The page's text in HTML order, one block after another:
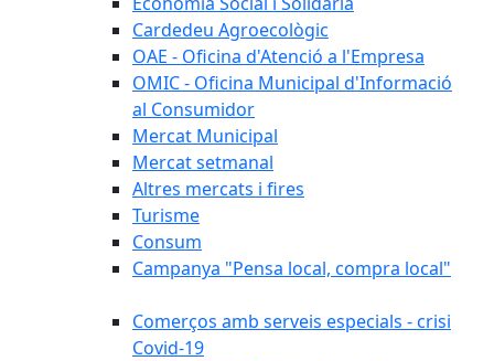
Cardedeu Agroecològic
OAE - Oficina d'Atenció a l'Empresa
OMIC - Oficina Municipal d'Informació
al Consumidor
Mercat Municipal
Mercat setmanal
Altres mercats i fires
Turisme
Consum
Campanya "Pensa local, compra local"
Comerços amb serveis especials - crisi
Covid-19